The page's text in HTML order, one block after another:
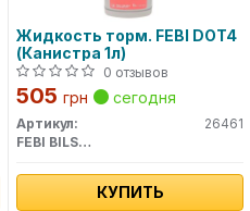
Жидкость торм. FEBI DOT4
(Канистра 1л)
0 отзывов
505 грн сегодня
Артикул:
26461
FEBI BILSTEIN
КУПИТЬ